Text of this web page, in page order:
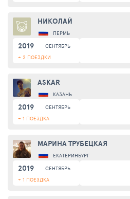
НИКОЛАЙ
ПЕРМЬ
2019
СЕНТЯБРЬ
+ 2 ПОЕЗДКИ
ASKAR
КАЗАНЬ
2019
СЕНТЯБРЬ
+ 1 ПОЕЗДКА
МАРИНА ТРУБЕЦКАЯ
ЕКАТЕРИНБУРГ
2019
СЕНТЯБРЬ
+ 1 ПОЕЗДКА